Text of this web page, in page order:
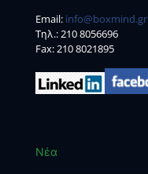
Email: info@boxmind.gr
Tηλ.:210 8056696
Fax: 210 8021895
Νέα